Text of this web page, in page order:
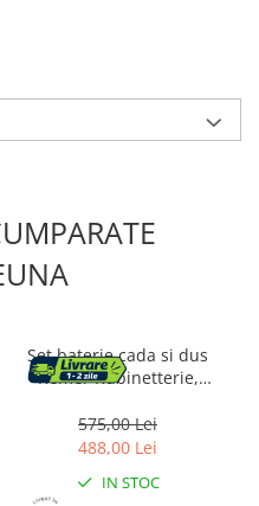
Set baterie cada si dus
Remer Rubinetterie,
jeturi, Cromat
575,00 Lei
488,00 Lei
IN STOC